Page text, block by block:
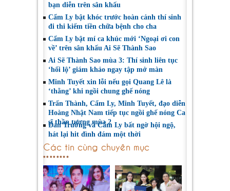
bạn diễn trên sân khấu
Cẩm Ly bật khóc trước hoàn cảnh thí sinh
đi thi kiếm tiền chữa bệnh cho cha
Cẩm Ly bật mí ca khúc mới ‘Ngoại ơi con
về’ trên sân khấu Ai Sẽ Thành Sao
Ai Sẽ Thành Sao mùa 3: Thí sinh liên tục
‘hối lộ’ giám khảo ngay tập mở màn
Minh Tuyết xin lỗi nếu gọi Quang Lê là
‘thằng’ khi ngồi chung ghế nóng
Trấn Thành, Cẩm Ly, Minh Tuyết, đạo diễn
Hoàng Nhật Nam tiếp tục ngồi ghế nóng Ca
sĩ thần tượng mùa 2
Đan Trường và Cẩm Ly bất ngờ hội ngộ,
hát lại hit đình đám một thời
Các tin cùng chuyên mục